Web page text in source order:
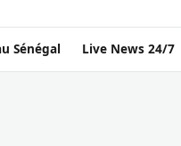
Sénégal Live News 24/7